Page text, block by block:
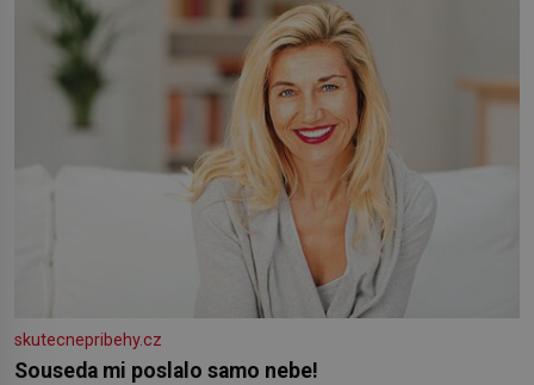
skutecnepribehy.cz
Souseda mi poslalo samo nebe!